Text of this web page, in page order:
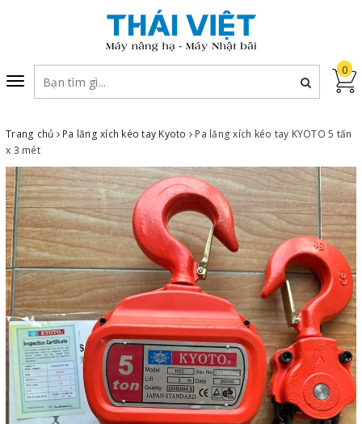
Toggle
navigation
0
Trang chủ Pa lăng xích kéo tay Kyoto
Pa lăng xích kéo tay KYOTO 5 tấn
x 3 mét